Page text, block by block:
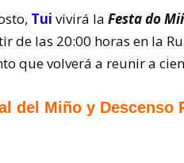
Tui vivirá la Festa do
de las 20:00 horas en la
que volverá a reunir a
del Miño y Descenso